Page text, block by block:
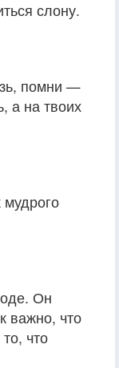
слону.
помни —
а на твоих
Он
важно, что
что